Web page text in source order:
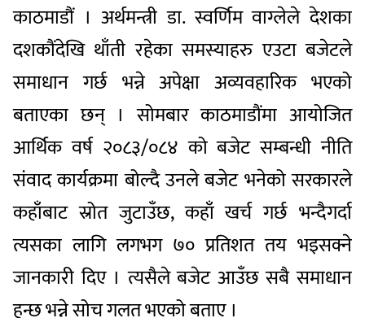
काठमाडौं । अर्थमन्त्री डा. स्वर्णिम वाग्लेले देशका
दशकौंदेखि थाँती रहेका समस्याहरु एउटा बजेटले
समाधान गर्छ भन्ने अपेक्षा अव्यवहारिक भएको
बताएका छन् । सोमबार काठमाडौंमा आयोजित
आर्थिक वर्ष २०८३/०८४ को बजेट सम्बन्धी नीति
संवाद कार्यक्रमा बोल्दै उनले बजेट भनेको सरकारले
कहाँबाट स्रोत जुटाउँछ, कहाँ खर्च गर्छ भन्दैगर्दा
त्यसका लागि लगभग ७० प्रतिशत तय भइसक्ने
जानकारी दिए । त्यसैले बजेट आउँछ सबै समाधान
हुन्छ भन्ने सोच गलत भएको बताए ।